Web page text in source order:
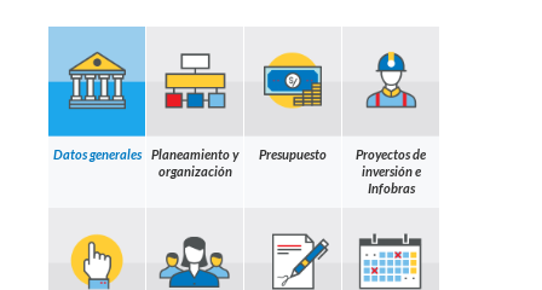
Datos generales
Planeamiento y
organización
Presupuesto
Proyectos de
inversión e
Infobras